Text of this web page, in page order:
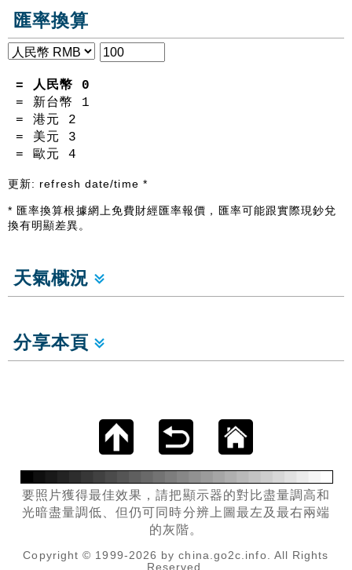
匯率換算
= 人民幣 0
= 新台幣 1
= 港元 2
= 美元 3
= 歐元4
更新: refresh date/time *
* 匯率換算根據網上免費財經匯率報價，匯率可能跟實際現鈔兌
換有明顯差異。
天氣概況
分享本頁
要照片獲得最佳效果，請把顯示器的對比盡量調高和
光暗盡量調低、但仍可同時分辨上圖最左及最右兩端
的灰階。
Copyright © 1999-2026 by china.go2c.info. All Rights
Reserved.